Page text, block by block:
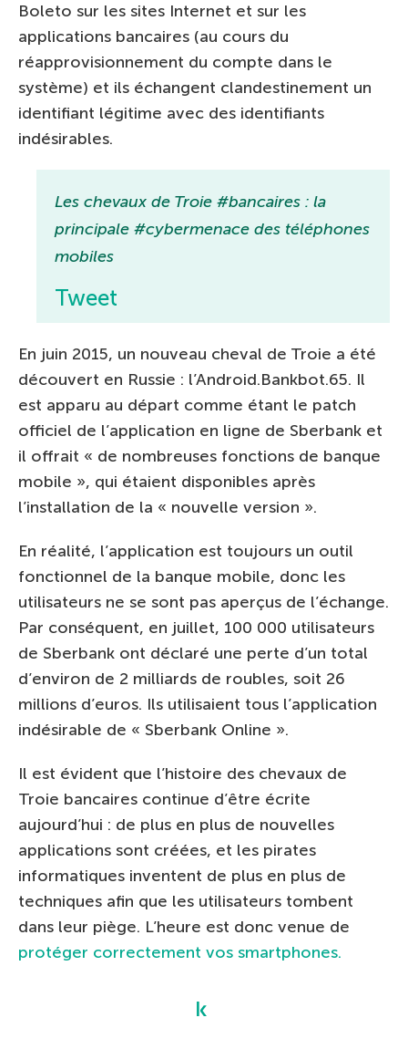
Boleto sur les sites Internet et sur les
applications bancaires (au cours du
réapprovisionnement du compte dans le
système) et ils échangent clandestinement un
identifiant légitime avec des identifiants
indésirables.
Les chevaux de Troie #bancaires : la
principale #cybermenace des téléphones
mobiles
Tweet
En juin 2015, un nouveau cheval de Troie a été
découvert en Russie : l’Android.Bankbot.65. Il
est apparu au départ comme étant le patch
officiel de l’application en ligne de Sberbank et
il offrait « de nombreuses fonctions de banque
mobile », qui étaient disponibles après
l’installation de la « nouvelle version ».
En réalité, l’application est toujours un outil
fonctionnel de la banque mobile, donc les
utilisateurs ne se sont pas aperçus de l’échange.
Par conséquent, en juillet, 100 000 utilisateurs
de Sberbank ont déclaré une perte d’un total
d’environ de 2 milliards de roubles, soit 26
millions d’euros. Ils utilisaient tous l’application
indésirable de « Sberbank Online ».
Il est évident que l’histoire des chevaux de
Troie bancaires continue d’être écrite
aujourd’hui : de plus en plus de nouvelles
applications sont créées, et les pirates
informatiques inventent de plus en plus de
techniques afin que les utilisateurs tombent
dans leur piège. L’heure est donc venue de
protéger correctement vos smartphones.